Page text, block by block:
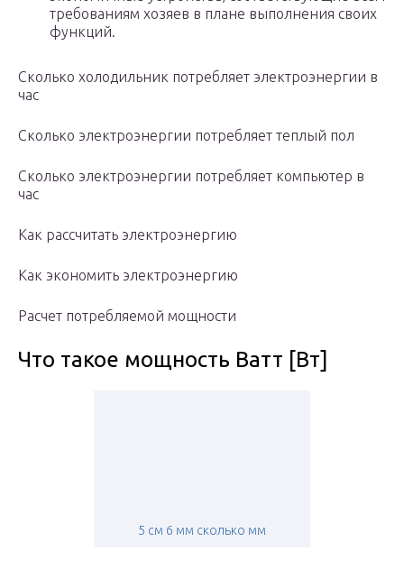
требованиям хозяев в плане выполнения своих
функций.
Сколько холодильник потребляет электроэнергии в
час
Сколько электроэнергии потребляет теплый пол
Сколько электроэнергии потребляет компьютер в
час
Как рассчитать электроэнергию
Как экономить электроэнергию
Расчет потребляемой мощности
Что такое мощность Ватт [Вт]
5 см 6 мм сколько мм